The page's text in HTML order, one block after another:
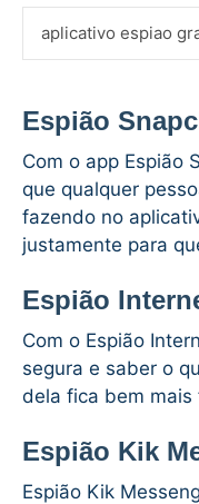
Espião
Com o app Espião
que qualquer
fazendo no
justamente para
Espião
Com o Espião
segura e saber o
dela fica bem mais
Espião Kik
Espião Kik